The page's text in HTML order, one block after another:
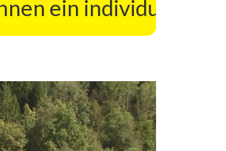
individuelles